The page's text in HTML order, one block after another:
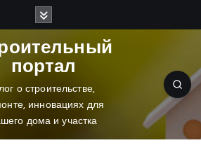
портал
о строительстве,
инновациях для
дома и участка